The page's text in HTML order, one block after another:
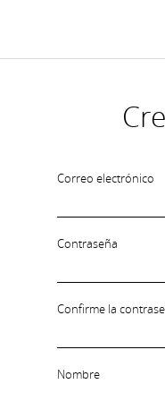
Correo electrónico
Contraseña
Confirme la
Nombre